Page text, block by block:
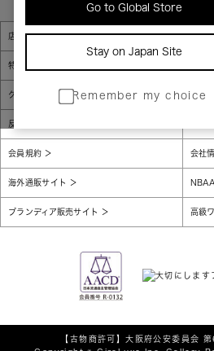
Go to Global Store
Stay on Japan Site
Remember my choice
店舗一覧 販売
特定商取引法に基づく表示 個人
グローバルプライバシーポリシー コン
反社会的勢力に対する基本方針
会員規約 会社
海外通販サイト NBAA
ブランディア販売サイト 高級
【古物商許可】大阪府公安委員会